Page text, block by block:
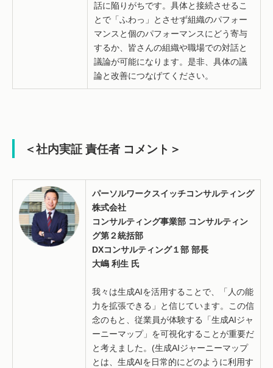
話に陥りがちです。具体と接続させるこ
とで「ふわっ」とさせず組織のパフォー
マンスと個のパフォーマンスにどう寄与
するか、皆さんの組織や職場での対話と
議論が可能になります。是非、具体の議
論と改善につなげてください。
＜社内実証 責任者 コメント＞
パーソルワークスイッチコンサルティング
株式会社
コンサルティング事業部 コンサルティン
グ第２統括部
DXコンサルティング１部 部長
大嶋 利生 氏
我々は生成AIを活用することで、「人の能
力を拡張できる」と信じています。この信
念のもと、従業員が体験する「生成AIジャ
ーニーマップ」を可視化することが重要だ
と考えました。(生成AIジャーニーマップ
とは、生成AIを日常的にどのように利用す